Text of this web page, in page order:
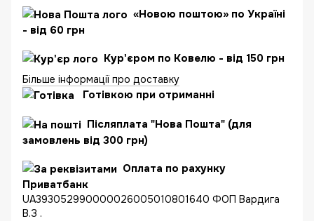
«Новою поштою» по Україні
- від 60 грн
Кур'єром по Ковелю - від 150 грн
Більше інформації про доставку
Готівкою при отриманні
Післяплата "Нова Пошта" (для
замовлень від 300 грн)
Оплата по рахунку
Приватбанк
UA393052990000026005010801640 ФОП Вардига
В.З .